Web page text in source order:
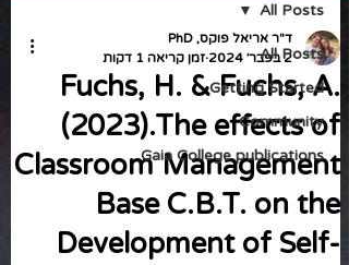
All Posts
Getting Started
Community
Gaia College publications
All Posts
Fuchs, H. & Fuchs, A.
(2023).The effects of
Classroom Management
Base C.B.T. on the
Development of Self-
ד"ר אריאל פוקס, PhD
2 בפבר׳ 2024
זמן קריאה 1 דקות